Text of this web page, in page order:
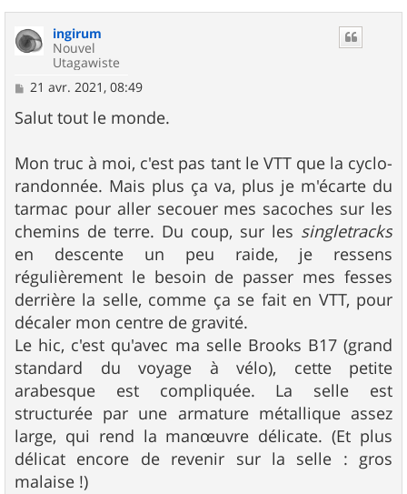
ingirum
Nouvel
Utagawiste
M
s
s
g
e
21 avr. 2021, 08:49
Salut tout le monde.
Mon truc à moi, c'est pas tant le VTT que la cyclo-
randonnée. Mais plus ça va, plus je m'écarte du
tarmac pour aller secouer mes sacoches sur les
chemins de terre. Du coup, sur les singletracks
en descente un peu raide, je ressens
régulièrement le besoin de passer mes fesses
derrière la selle, comme ça se fait en VTT, pour
décaler mon centre de gravité.
Le hic, c'est qu'avec ma selle Brooks B17 (grand
standard du voyage à vélo), cette petite
arabesque est compliquée. La selle est
structurée par une armature métallique assez
large, qui rend la manœuvre délicate. (Et plus
délicat encore de revenir sur la selle : gros
malaise !)